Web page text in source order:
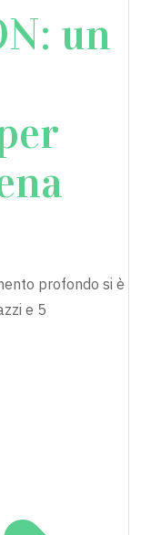
un
profondo si è
e 5